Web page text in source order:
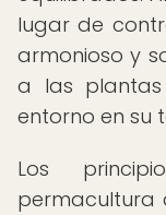
lugar de
armonioso y
a las plantas
entorno en su
Los
permacultura